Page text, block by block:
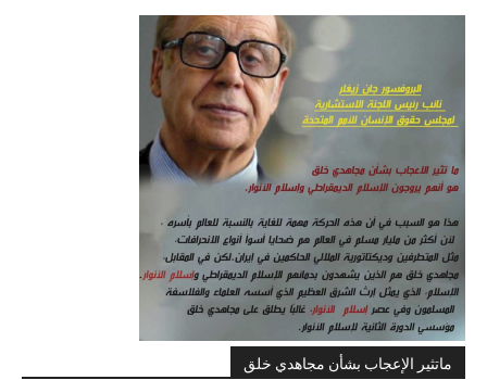
ماتثير الإعجاب بشأن مجاهدي خلق